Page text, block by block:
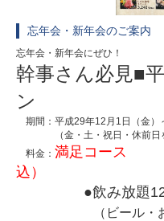
忘年会・新年会のご案内
忘年会・新年会にぜひ！
幹事さん必見■
ン
期間：平成29年12月1日（金）
（金・土・祝日・休前日を
料金： 満足コー
込）
●飲み放題
（ビール・お酒・